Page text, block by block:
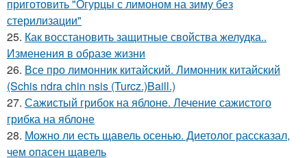
приготовить "Огурцы с лимоном на зиму без
стерилизации"
25. Как восстановить защитные свойства желудка..
Изменения в образе жизни
26. Все про лимонник китайский. Лимонник китайский
(Schis ndra chin nsis (Turcz.)Baill.)
27. Сажистый грибок на яблоне. Лечение сажистого
грибка на яблоне
28. Можно ли есть щавель осенью. Диетолог рассказал,
чем опасен щавель